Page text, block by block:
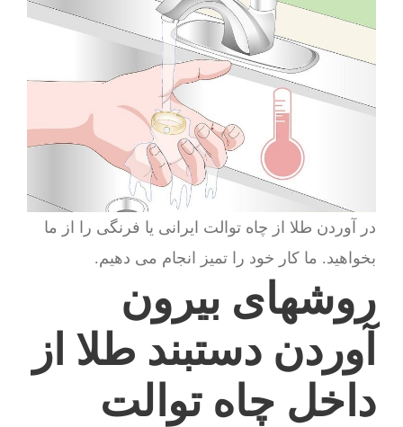
در آوردن طلا از چاه توالت ایرانی یا فرنگی را از ما
بخواهید. ما کار خود را تمیز انجام می دهیم.
روشهای بیرون
آوردن دستبند طلا از
داخل چاه توالت